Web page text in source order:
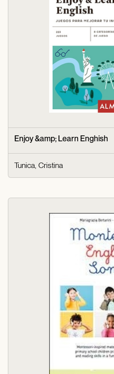
Enjoy &amp; Learn Enghish
Tunica, Cristina